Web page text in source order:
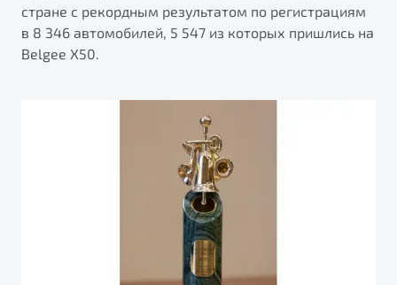
от 2 499 990 ₽*
Запись на сервис
Калькулятор ТО
стране с рекордным результатом по регистрациям
в 8 346 автомобилей, 5 547 из которых пришлись на
Belgee Х50.